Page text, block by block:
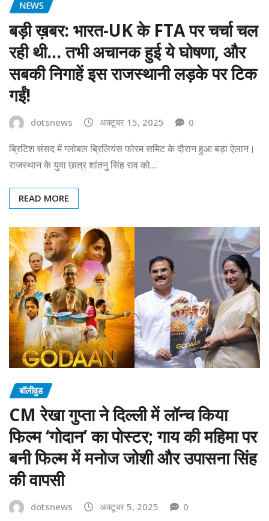
NEWS
बड़ी ख़बर: भारत-UK के FTA पर चर्चा चल
रही थी… तभी अचानक हुई ये घोषणा, और
सबकी निगाहें इस राजस्थानी लड़के पर टिक
गईं!
dotsnews अक्टूबर 15, 2025 0
ब्रिटिश संसद में ग्लोबल ब्रिलियंस फोरम समिट के दौरान हुआ बड़ा ऐलान।
राजस्थान के युवा छात्र शांतनु सिंह राव को…
READ MORE
बॉलीवुड
CM रेखा गुप्ता ने दिल्ली में लॉन्च किया
फिल्म ‘गोदान’ का पोस्टर; गाय की महिमा पर
बनी फिल्म में मनोज जोशी और उपासना सिंह
की वापसी
dotsnews अक्टूबर 5, 2025 0